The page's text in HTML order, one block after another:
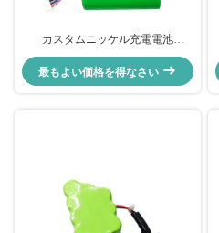
カスタムニッケル充電電池
2200mah 2.4v Nimh バッテリーパ
ック RoHS
最もよい価格を得なさい